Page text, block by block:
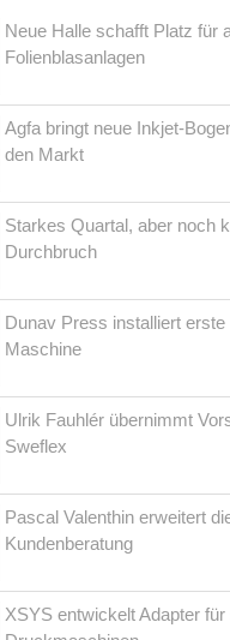
Neue Halle schafft Platz für
Folienblasanlagen
Agfa bringt neue Inkjet-
den Markt
Starkes Quartal, aber noch
Durchbruch
Dunav Press installiert
Maschine
Ulrik Fauhlér übernimmt
Sweflex
Pascal Valenthin erweitert
Kundenberatung
XSYS entwickelt Adapter